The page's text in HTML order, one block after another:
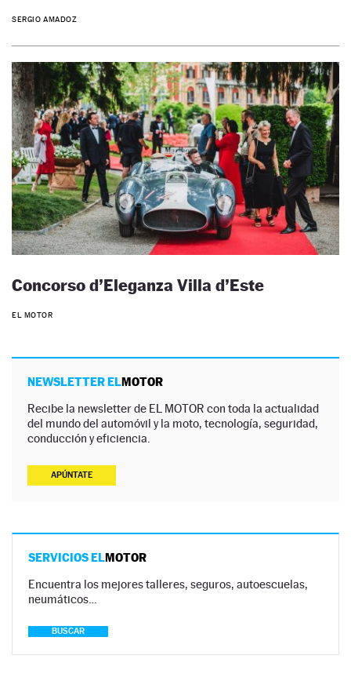
SERGIO AMADOZ
Concorso d’Eleganza Villa d’Este
EL MOTOR
NEWSLETTER ELMOTOR
Recibe la newsletter de EL MOTOR con toda la actualidad
del mundo del automóvil y la moto, tecnología, seguridad,
conducción y eficiencia.
APÚNTATE
SERVICIOS ELMOTOR
Encuentra los mejores talleres, seguros, autoescuelas,
neumáticos…
BUSCAR